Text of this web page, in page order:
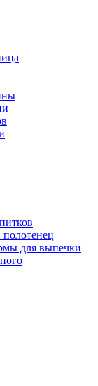
полотенец
для выпечки